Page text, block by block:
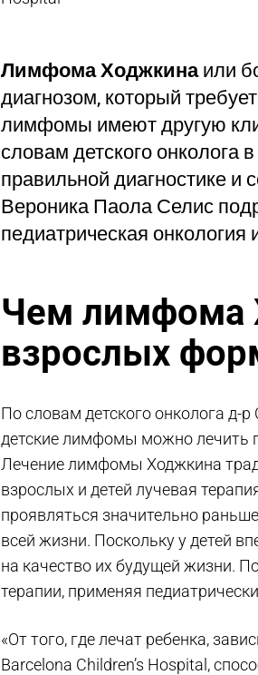
Лимфома Ходжкинаили
диагнозом, который
лимфомы имеют другую
словам детского онколога в
правильной диагностике и
Вероника Паола Селис
педиатрическая
Чем лимфома
взрослых
По словам детского онколога д-
детские лимфомы можно лечить
Лечение лимфомы Ходжкина
взрослых и детей лучевая
проявляться значительно
всей жизни. Поскольку у детей
на качество их будущей жизни.
терапии, применяя
«От того, где лечат ребенка,
Barcelona Children’s Hospital,